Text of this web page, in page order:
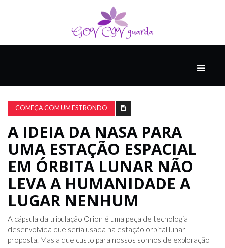
DO
THINK
COMPANHEIRO
COMEÇA
COM
UM
ESTRONDO
COMEÇA COM UM ESTRONDO
A IDEIA DA NASA PARA
UMA ESTAÇÃO ESPACIAL
EM ÓRBITA LUNAR NÃO
LEVA A HUMANIDADE A
LUGAR NENHUM
A cápsula da tripulação Orion é uma peça de tecnologia
desenvolvida que seria usada na estação orbital lunar
proposta. Mas a que custo para nossos sonhos de exploração